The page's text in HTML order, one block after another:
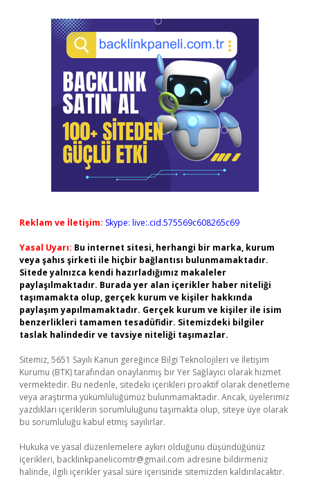
Reklam ve İletişim: Skype: live:.cid.575569c608265c69
Yasal Uyarı: Bu internet sitesi, herhangi bir marka, kurum
veya şahıs şirketi ile hiçbir bağlantısı bulunmamaktadır.
Sitede yalnızca kendi hazırladığımız makaleler
paylaşılmaktadır. Burada yer alan içerikler haber niteliği
taşımamakta olup, gerçek kurum ve kişiler hakkında
paylaşım yapılmamaktadır. Gerçek kurum ve kişiler ile isim
benzerlikleri tamamen tesadüfidir. Sitemizdeki bilgiler
taslak halindedir ve tavsiye niteliği taşımazlar.
Sitemiz, 5651 Sayılı Kanun gereğince Bilgi Teknolojileri ve İletişim
Kurumu (BTK) tarafından onaylanmış bir Yer Sağlayıcı olarak hizmet
vermektedir. Bu nedenle, sitedeki içerikleri proaktif olarak denetleme
veya araştırma yükümlülüğümüz bulunmamaktadır. Ancak, üyelerimiz
yazdıkları içeriklerin sorumluluğunu taşımakta olup, siteye üye olarak
bu sorumluluğu kabul etmiş sayılırlar.
Hukuka ve yasal düzenlemelere aykırı olduğunu düşündüğünüz
içerikleri, backlinkpanelicomtr@gmail.com adresine bildirmeniz
halinde, ilgili içerikler yasal süre içerisinde sitemizden kaldırılacaktır.